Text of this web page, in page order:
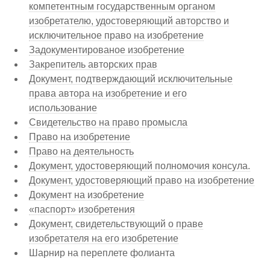
компетентным государственным органом
изобретателю, удостоверяющий авторство и
исключительное право на изобретение
Задокументированое изобретение
Закрепитель авторских прав
Документ, подтверждающий исключительные
права автора на изобретение и его
использование
Свидетельство на право промысла
Право на изобретение
Право на деятельность
Документ, удостоверяющий полномочия консула.
Документ, удостоверяющий право на изобретение
Документ на изобретение
«паспорт» изобретения
Документ, свидетельствующий о праве
изобретателя на его изобретение
Шарнир на переплете фолианта